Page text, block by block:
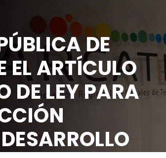
DE
EL ARTÍCULO
DE LEY PARA